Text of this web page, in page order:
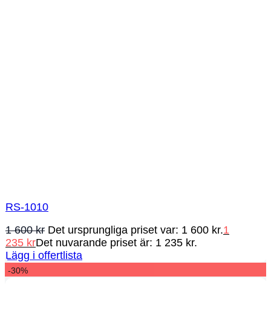
RS-1010
1 600kr Det ursprungliga priset var: 1 600 kr.1
235 krDet nuvarande priset är: 1 235 kr.
Lägg i offertlista
-30%